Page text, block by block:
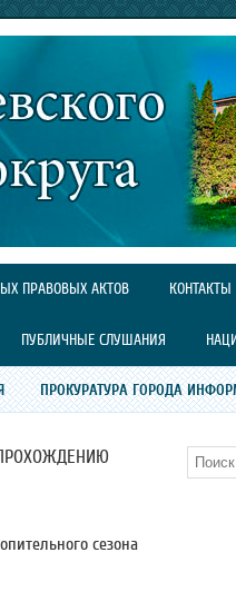
ПРАВОВЫХ АКТОВ КОНТАКТЫ
ПУБЛИЧНЫЕ СЛУШАНИЯ
ПРОКУРАТУРА ГОРОДА
сезона
Поиск